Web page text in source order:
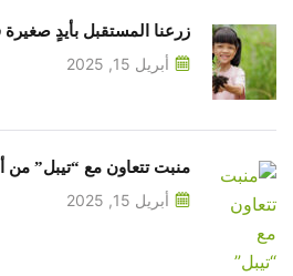
زرعنا المستقبل بأيدٍ
أبريل 15, 2025
منبت تتعاون مع “تيبل” من
أبريل 15, 2025